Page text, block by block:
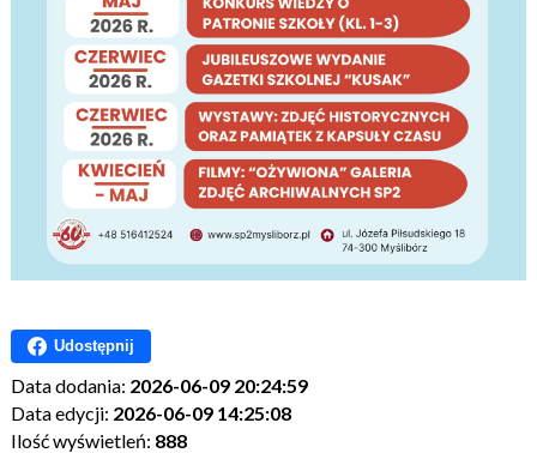
Udostępnij
Data dodania: 2026-06-09 20:24:59
Data edycji: 2026-06-09 14:25:08
Ilość wyświetleń: 888